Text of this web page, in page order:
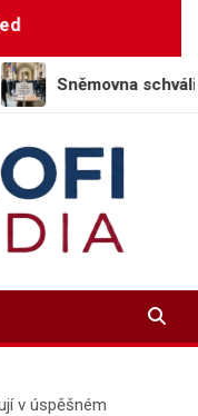
schválila daňové
v úspěšném